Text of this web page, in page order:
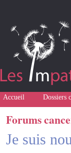
Accueil Dossiers
Forums
Je suis